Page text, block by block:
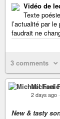
Vidéo de
Texte
l’actualité par
faudrait ne
3 comments
Michael
2 days ago
New & tasty